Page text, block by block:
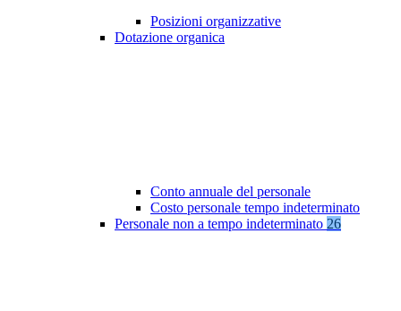
Posizioni organizzative
Dotazione organica
Conto annuale del personale
Costo personale tempo indeterminato
Personale non a tempo indeterminato 26